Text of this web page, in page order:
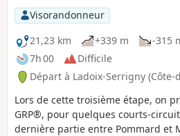
route.Visorandonneur
21,23 km
+339 m
-315
7h 00
Difficile
Départ à Ladoix-Serrigny (Côte-
Lors de cette troisième étape, on
GRP®, pour quelques courts-
dernière partie entre Pommard et